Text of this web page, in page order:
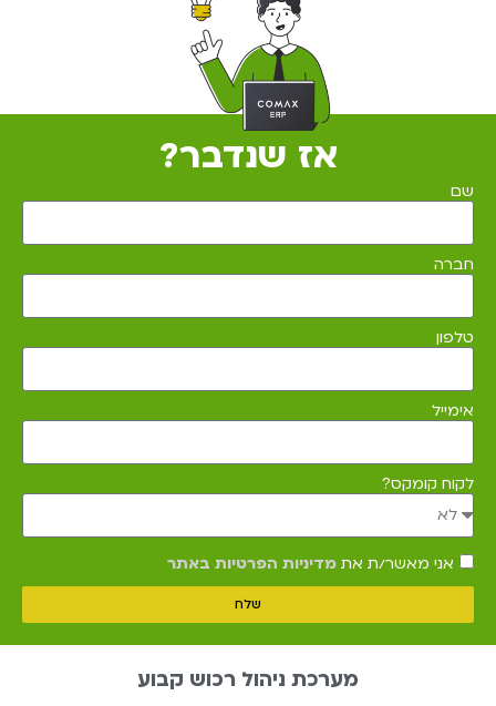
אז שנדבר?
שם
חברה
טלפון
אימייל
לקוח קומקס?
אני מאשר/ת את מדיניות הפרטיות באתר
שלח
מערכת ניהול רכוש קבוע